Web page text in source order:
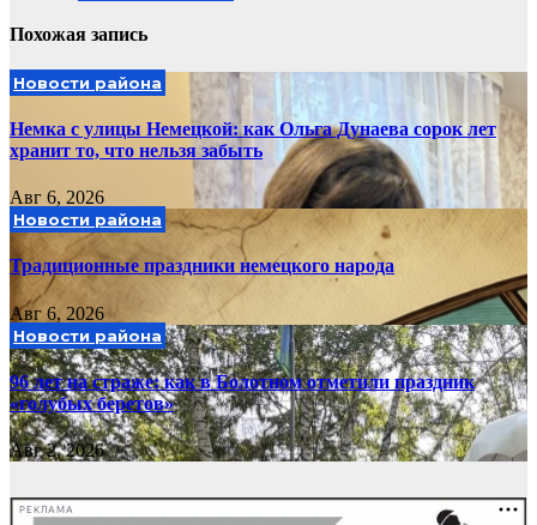
Похожая запись
Новости района
Немка с улицы Немецкой: как Ольга Дунаева сорок лет
хранит то, что нельзя забыть
Авг 6, 2026
Новости района
Традиционные праздники немецкого народа
Авг 6, 2026
Новости района
96 лет на страже: как в Болотном отметили праздник
«голубых беретов»
Авг 2, 2026
РЕКЛАМА